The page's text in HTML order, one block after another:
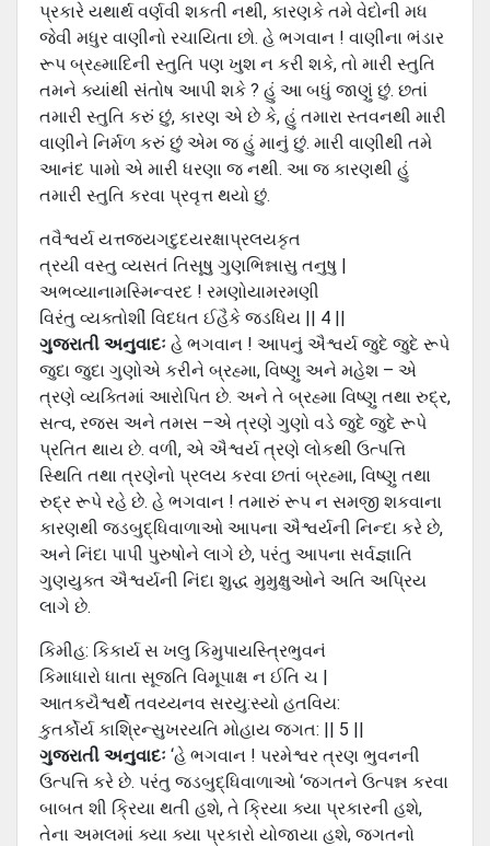
પ્રકારે યથાર્થ વર્ણવી શકતી નથી, કારણકે તમે વેદોની મધ
જેવી મધુર વાણીનો રચાયિતા છો. હે ભગવાન ! વાણીના ભંડાર
રૂપ બ્રહ્માદિની સ્તુતિ પણ ખુશ ન કરી શકે, તો મારી સ્તુતિ
તમને ક્યાંથી સંતોષ આપી શકે ? હું આ બધું જાણું છું. છતાં
તમારી સ્તુતિ કરું છું, કારણ એ છે કે, હું તમારા સ્તવનથી મારી
વાણીને નિર્મળ કરું છું એમ જ હું માનું છું. મારી વાણીથી તમે
આનંદ પામો એ મારી ધરણા જ નથી. આ જ કારણથી હું
તમારી સ્તુતિ કરવા પ્રવૃત્ત થયો છું.
તવૈશ્વર્ય યત્તજયગદુદયરક્ષાપ્રલયકૃત
ત્રયી વસ્તુ વ્યસતં તિસૂષુ ગુણભિન્નાસુ તનુષુ |
અભવ્યાનામસ્મિન્વરદ ! રમણોયામરમણી
વિરંતુ વ્યક્તોશીં વિદધત ઈહૈકે જડધિય || 4 ||
ગુજરાતી અનુવાદઃ હે ભગવાન ! આપનું ઐશ્વર્ય જુદે જુદે રૂપે
જુદા જુદા ગુણોએ કરીને બ્રહ્મા, વિષ્ણુ અને મહેશ – એ
ત્રણે વ્યક્તિમાં આરોપિત છે. અને તે બ્રહ્મા વિષ્ણુ તથા રુદ્ર,
સત્વ, રજસ અને તમસ –એ ત્રણે ગુણો વડે જુદે જુદે રૂપે
પ્રતિત થાય છે. વળી, એ ઐશ્વર્ય ત્રણે લોકથી ઉત્પત્તિ
સ્થિતિ તથા ત્રણેનો પ્રલય કરવા છતાં બ્રહ્મા, વિષ્ણુ તથા
રુદ્ર રૂપે રહે છે. હે ભગવાન ! તમારું રૂપ ન સમજી શકવાના
કારણથી જડબુદ્ધિવાળાઓ આપના ઐશ્વર્યની નિન્દા કરે છે,
અને નિંદા પાપી પુરુષોને લાગે છે, પરંતુ આપના સર્વજ્ઞાતિ
ગુણયુક્ત ઐશ્વર્યની નિંદા શુદ્ધ મુમુક્ષુઓને અતિ અપ્રિય
લાગે છે.
કિમીહ: કિકાર્ય સ ખલુ કિમુપાયસ્ત્રિભુવનં
કિમાધારો ધાતા સૂજતિ વિમૂપાક્ષ ન ઈતિ ચ |
આતકયૈશ્વર્થે તવય્યનવ સરયુ:સ્યો હતવિય:
કુતર્કોર્ય કાશ્રિન્સુખરયતિ મોહાય જગત: || 5 ||
ગુજરાતી અનુવાદઃ ‘હે ભગવાન ! પરમેશ્વર ત્રણ ભુવનની
ઉત્પત્તિ કરે છે. પરંતુ જડબુદ્ધિવાળાઓ ‘જગતને ઉત્પન્ન કરવા
બાબત શી ક્રિયા થતી હશે, તે ક્રિયા ક્યા પ્રકારની હશે,
તેના અમલમાં ક્યા ક્યા પ્રકારો યોજાયા હશે, જગતનો